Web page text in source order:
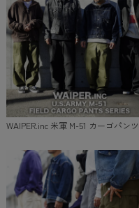
WAIPER.inc 米軍 M-51 カーゴパンツ